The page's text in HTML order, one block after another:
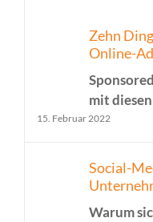
Zehn
Online-
mit
15. Februar 2022
Social-
Warum